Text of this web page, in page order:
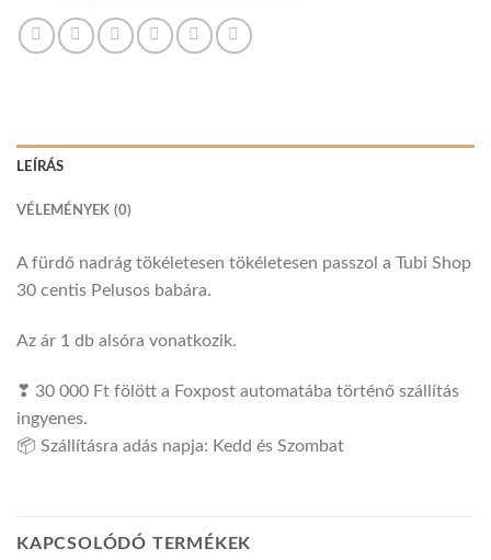
LEÍRÁS
VÉLEMÉNYEK (0)
A fürdő nadrág tökéletesen tökéletesen passzol a Tubi Shop
30 centis Pelusos babára.
Az ár 1 db alsóra vonatkozik.
❣ 30 000 Ft fölött a Foxpost automatába történő szállítás
ingyenes.
📦 Szállításra adás napja: Kedd és Szombat
KAPCSOLÓDÓ TERMÉKEK